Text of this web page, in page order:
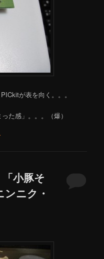
が表を向く。。。
た感」。。。（爆）
小豚そ
ニク・